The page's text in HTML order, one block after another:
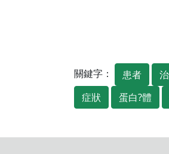
關鍵字： 患者
症狀
蛋白?體